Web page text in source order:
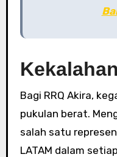
Bagi RRQ Akira,
pukulan berat.
salah satu
LATAM dalam